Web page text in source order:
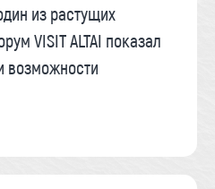
из растущих
VISIT ALTAI показал
возможности